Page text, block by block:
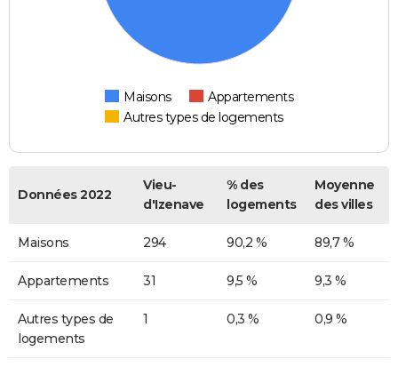
Maisons
Appartements
Autres types de logements
Données 2022
Vieu-
d'Izenave
% des
logements
Moyenne
des villes
Maisons 294 90,2 % 89,7 %
Appartements 31 9,5 % 9,3 %
Autres types de
logements
1 0,3 % 0,9 %